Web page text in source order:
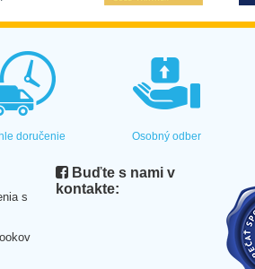
doručenie Osobný odber
s
Buďte s nami v
kontakte: